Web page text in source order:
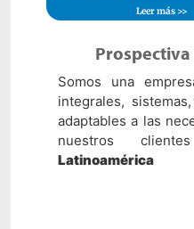
Leer más >>
Somos una
integrales,
adaptables a las
nuestros
Latinoamérica